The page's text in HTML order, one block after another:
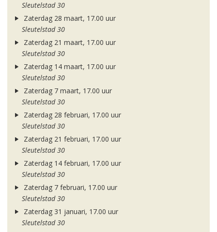
Sleutelstad 30
Zaterdag 28 maart, 17.00 uur
Sleutelstad 30
Zaterdag 21 maart, 17.00 uur
Sleutelstad 30
Zaterdag 14 maart, 17.00 uur
Sleutelstad 30
Zaterdag 7 maart, 17.00 uur
Sleutelstad 30
Zaterdag 28 februari, 17.00 uur
Sleutelstad 30
Zaterdag 21 februari, 17.00 uur
Sleutelstad 30
Zaterdag 14 februari, 17.00 uur
Sleutelstad 30
Zaterdag 7 februari, 17.00 uur
Sleutelstad 30
Zaterdag 31 januari, 17.00 uur
Sleutelstad 30